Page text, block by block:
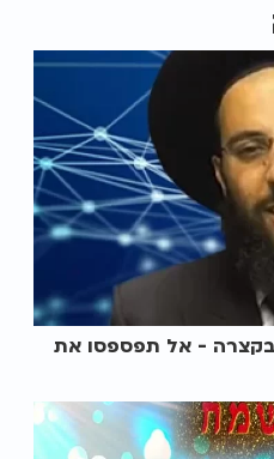
בקצרה - אל תפספסו את